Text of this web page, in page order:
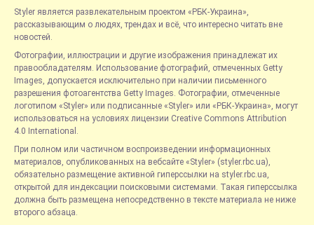
Styler является развлекательным проектом «РБК-Украина»,
рассказывающим о людях, трендах и всё, что интересно читать вне
новостей.
Фотографии, иллюстрации и другие изображения принадлежат их
правообладателям. Использование фотографий, отмеченных Getty
Images, допускается исключительно при наличии письменного
разрешения фотоагентства Getty Images. Фотографии, отмеченные
логотипом «Styler» или подписанные «Styler» или «РБК-Украина», могут
использоваться на условиях лицензии Creative Commons Attribution
4.0 International.
При полном или частичном воспроизведении информационных
материалов, опубликованных на вебсайте «Styler» (styler.rbc.ua),
обязательно размещение активной гиперссылки на styler.rbc.ua,
открытой для индексации поисковыми системами. Такая гиперссылка
должна быть размещена непосредственно в тексте материала не ниже
второго абзаца.